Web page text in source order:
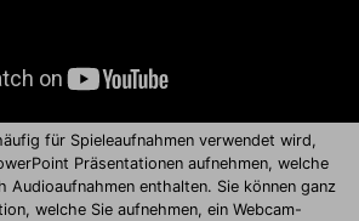
für Spieleaufnahmen verwendet wird,
Präsentationen aufnehmen, welche
Audioaufnahmen enthalten. Sie können ganz
welche Sie aufnehmen, ein Webcam-